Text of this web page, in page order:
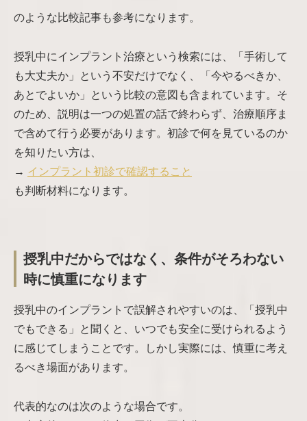
のような比較記事も参考になります。
授乳中にインプラント治療という検索には、「手術して
も大丈夫か」という不安だけでなく、「今やるべきか、
あとでよいか」という比較の意図も含まれています。そ
のため、説明は一つの処置の話で終わらず、治療順序ま
で含めて行う必要があります。初診で何を見ているのか
を知りたい方は、
→ インプラント初診で確認すること
も判断材料になります。
授乳中だからではなく、条件がそろわない
時に慎重になります
授乳中のインプラントで誤解されやすいのは、「授乳中
でもできる」と聞くと、いつでも安全に受けられるよう
に感じてしまうことです。しかし実際には、慎重に考え
るべき場面があります。
代表的なのは次のような場合です。